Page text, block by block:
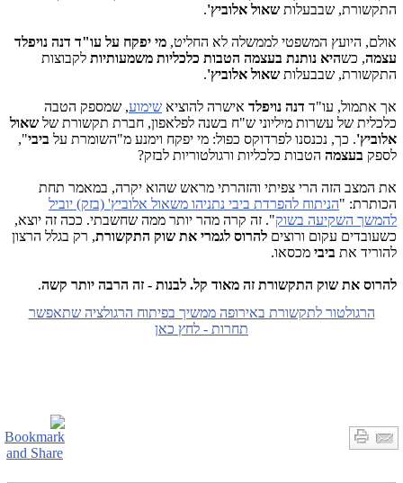
התקשורת, שבבעלות שאול אלוביץ'.
אולם, היועץ המשפטי לממשלה לא החליט, מי יפקח על עו"ד דנה נויפלד
עצמה, כשהיא נותנת בעצמה הטבות כלכליות משמעותיות לקבוצות
התקשורת, שבבעלות שאול אלוביץ'.
אך אתמול, עו"ד דנה נויפלד אישרה להוציא שימוע, שמספק הטבה
כלכלית של עשרות מיליוני ש"ח בשנה לפלאפון, חברת תקשורת של שאול
אלוביץ'. כך, נכנסנו לפרדוקס כפול: מי יפקח וימנע מ"השומרת על ביבי",
לספק בעצמה הטבות כלכליות ורגולטוריות לבזק?
את המצב הזה הרי צפיתי והזהרתי מראש שהוא יקרה, במאמר תחת
הכותרת: "הניתוח להפרדת ביבי נתניהו משאול אלוביץ' (בזק) יוביל
להמשך השקיעה בשוק". זה קרה מהר יותר ממה שחשבתי. ככה זה יוצא,
כשעובדים עקום ורוצים להרוס לגמרי את שוק התקשורת, רק בגלל הרצון
להוריד את ביבי מכסאו.
להרוס את שוק התקשורת זה מאוד קל. לבנות - זה הרבה יותר קשה.
הרגולטור לתקשורת באירופה ממשיך בפיתוח הרגולציה שתאפשר
תחרות - לחץ כאן